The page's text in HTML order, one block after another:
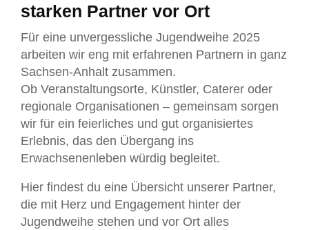
starken Partner vor Ort
Für eine unvergessliche Jugendweihe 2025
arbeiten wir eng mit erfahrenen Partnern in ganz
Sachsen-Anhalt zusammen.
Ob Veranstaltungsorte, Künstler, Caterer oder
regionale Organisationen – gemeinsam sorgen
wir für ein feierliches und gut organisiertes
Erlebnis, das den Übergang ins
Erwachsenenleben würdig begleitet.
Hier findest du eine Übersicht unserer Partner,
die mit Herz und Engagement hinter der
Jugendweihe stehen und vor Ort alles